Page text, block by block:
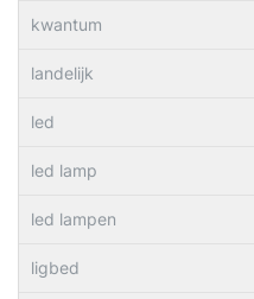
kwantum
landelijk
led
led lamp
led lampen
ligbed